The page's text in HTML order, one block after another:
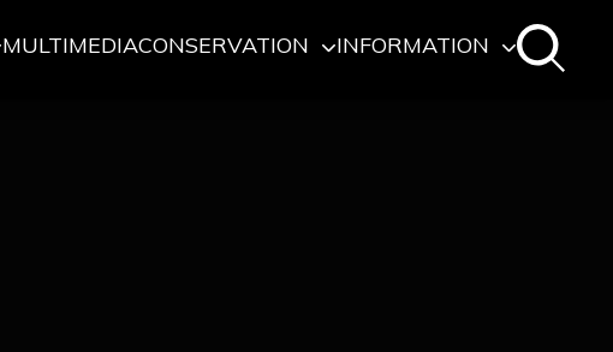
MULTIMEDIACONSERVATION INFORMATION